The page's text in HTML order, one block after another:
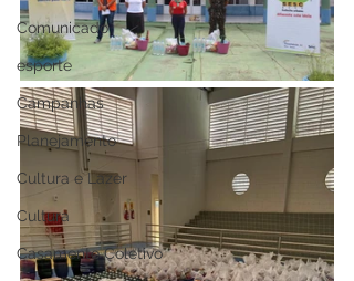
Comunicado
esporte
Campanhas
Planejamento
Cultura e Lazer
Cultura
Casamento Coletivo